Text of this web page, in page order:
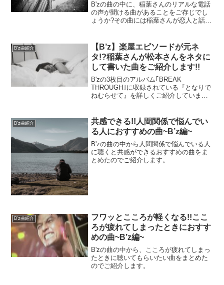
B'zの曲の中に、稲葉さんのリアルな電話
の声が聞ける曲があることをご存じでし
ょうか?その曲には稲葉さんが恋人と話す
しい曲です。レコーディング秘話もある
のでチェックしてくださいね。
B'z曲紹介
【B’z】楽屋エピソードが元ネ
タ!?稲葉さんが松本さんをネタに
して書いた曲をご紹介します!!
B'zの3枚目のアルバム｢BREAK
THROUGH｣に収録されている『となりで
ねむらせて』を詳しくご紹介していま
になってます。そんな誕生秘話もご紹介
しています。
B'z曲紹介
共感できる!!人間関係で悩んでい
る人におすすめの曲~B’z編~
B'zの曲の中から人間関係で悩んでいる人
に聴くと共感ができるおすすめの曲をま
とめたのでご紹介します。
B'z曲紹介
フワッとこころが軽くなる!!ここ
ろが疲れてしまったときにおすす
めの曲~B’z編~
B'zの曲の中から、こころが疲れてしまっ
たときに聴いてもらいたい曲をまとめた
のでご紹介します。